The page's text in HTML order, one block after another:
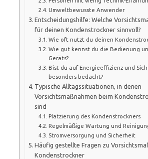
Umweltbewusste Anwender
Entscheidungshilfe: Welche
für deinen Kondenstrockner sinnvoll?
Wie oft nutzt du deinen
Wie gut kennst du die Bedienung
Geräts?
Bist du auf Energieeffizienz und
besonders bedacht?
Typische Alltagssituationen, in denen
Vorsichtsmaßnahmen beim
sind
Platzierung des Kondenstrockners
Regelmäßige Wartung und
Stromversorgung und Sicherheit
Häufig gestellte Fragen zu
Kondenstrockner